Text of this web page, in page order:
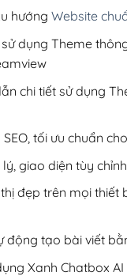
hướng Website
dụng Theme
chi tiết sử dụng
tối ưu chuẩn
giao diện tùy chỉnh
đẹp trên mọi thiết
động tạo bài viết
Xanh Chatbox AI